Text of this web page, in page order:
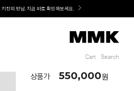
시 MMK Shop Coupon (총 60만원) 지급
Cart Search
상품가 550,000원